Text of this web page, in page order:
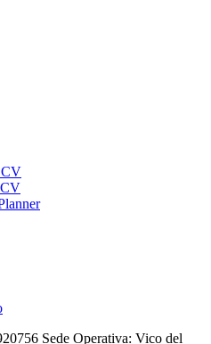
Sede Operativa: Vico del